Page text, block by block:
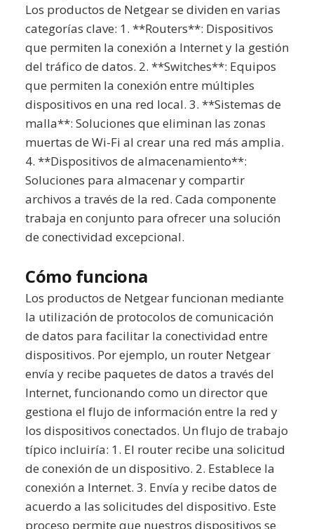
Los productos de Netgear se dividen en varias
categorías clave: 1. **Routers**: Dispositivos
que permiten la conexión a Internet y la gestión
del tráfico de datos. 2. **Switches**: Equipos
que permiten la conexión entre múltiples
dispositivos en una red local. 3. **Sistemas de
malla**: Soluciones que eliminan las zonas
muertas de Wi-Fi al crear una red más amplia.
4. **Dispositivos de almacenamiento**:
Soluciones para almacenar y compartir
archivos a través de la red. Cada componente
trabaja en conjunto para ofrecer una solución
de conectividad excepcional.
Cómo funciona
Los productos de Netgear funcionan mediante
la utilización de protocolos de comunicación
de datos para facilitar la conectividad entre
dispositivos. Por ejemplo, un router Netgear
envía y recibe paquetes de datos a través del
Internet, funcionando como un director que
gestiona el flujo de información entre la red y
los dispositivos conectados. Un flujo de trabajo
típico incluiría: 1. El router recibe una solicitud
de conexión de un dispositivo. 2. Establece la
conexión a Internet. 3. Envía y recibe datos de
acuerdo a las solicitudes del dispositivo. Este
proceso permite que nuestros dispositivos se